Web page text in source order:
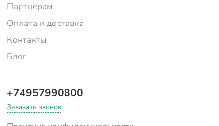
Партнерам
Оплата и доставка
Контакты
Блог
+74957990800
Заказать звонок